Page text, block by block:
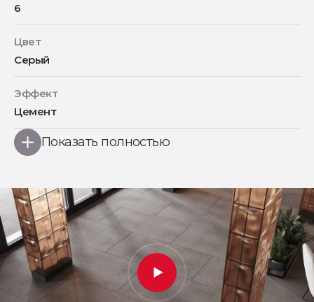
6
Цвет
Серый
Эффект
Цемент
Показать полностью